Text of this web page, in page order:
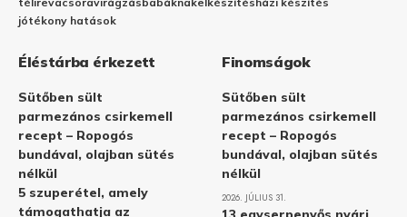
jótékony hatások
Éléstárba érkezett
Sütőben sült
parmezános csirkemell
recept – Ropogós
bundával, olajban sütés
nélkül
5 szuperétel, amely
támogathatja az
Finomságok
Sütőben sült
parmezános csirkemell
recept – Ropogós
bundával, olajban sütés
nélkül
2026. JÚLIUS 31.